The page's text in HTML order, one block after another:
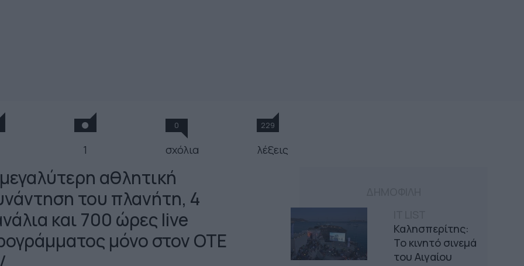
1
0
σχόλια
229
λέξεις
Καλησπερίτης:
Το κινητό σινεμά
του Αιγαίου
αθλητική
του πλανήτη, 4
και 700 ώρες live
μόνο στον OTE